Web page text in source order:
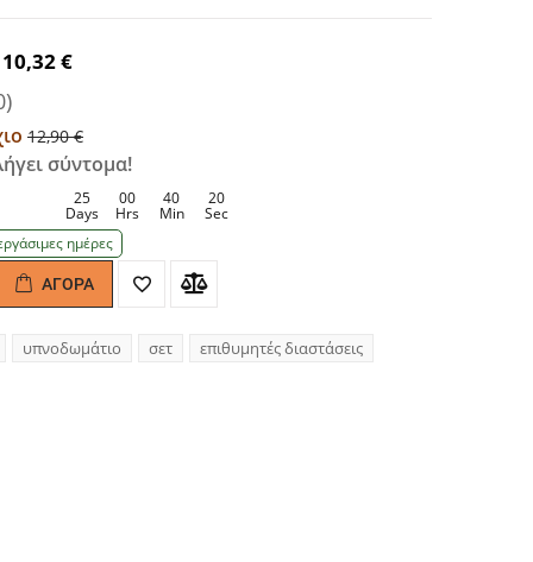
10,32 €
12,90 €
σύντομα!
25
Days
00
Hrs
40
Min
20
Sec
ημέρες
ΑΓΟΡΆ
υπνοδωμάτιο σετ επιθυμητές διαστάσεις